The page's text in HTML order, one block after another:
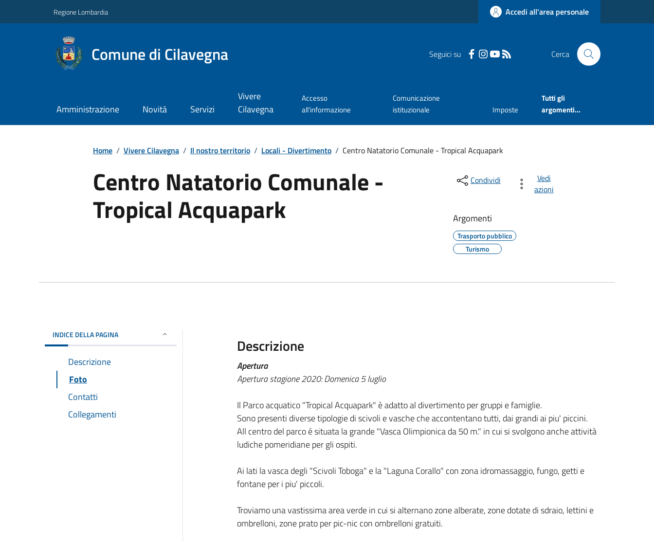
Regione Lombardia Accedi all'area personale
Comune di Cilavegna Seguici su Cerca
Amministrazione Novità Servizi
Vivere
Cilavegna
Accesso
all'informazione
Comunicazione
istituzionale
Imposte
Tutti gli
argomenti...
Home / Vivere Cilavegna / Il nostro territorio / Locali - Divertimento / Centro Natatorio Comunale - Tropical Acquapark
Centro Natatorio Comunale -
Tropical Acquapark
Condividi
Vedi
azioni
Argomenti
Trasporto pubblico
Turismo
INDICE DELLA PAGINA
Descrizione
Foto
Contatti
Collegamenti
Descrizione
Apertura
Apertura stagione 2020: Domenica 5 luglio
Il Parco acquatico "Tropical Acquapark" è adatto al divertimento per gruppi e famiglie.
Sono presenti diverse tipologie di scivoli e vasche che accontentano tutti, dai grandi ai piu' piccini.
All centro del parco é situata la grande "Vasca Olimpionica da 50 m." in cui si svolgono anche attività
ludiche pomeridiane per gli ospiti.
Ai lati la vasca degli "Scivoli Toboga" e la "Laguna Corallo" con zona idromassaggio, fungo, getti e
fontane per i piu' piccoli.
Troviamo una vastissima area verde in cui si alternano zone alberate, zone dotate di sdraio, lettini e
ombrelloni, zone prato per pic-nic con ombrelloni gratuiti.